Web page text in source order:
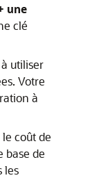
une
clé
utiliser
Votre
à
coût de
base de
les